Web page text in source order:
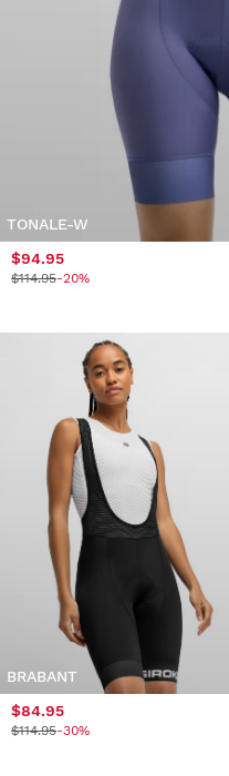
TONALE-W
$94.95
$114.95-20%
BRABANT
$84.95
$114.95-30%